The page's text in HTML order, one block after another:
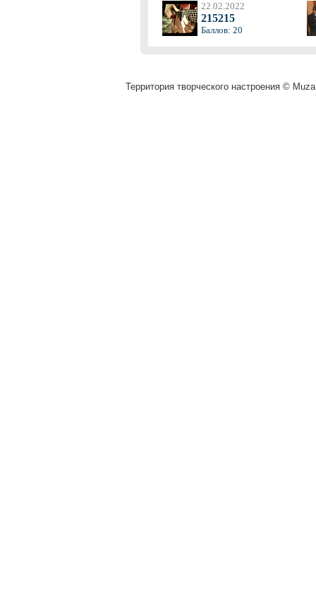
22.02.2022
215215
Баллов: 20
Территория творческого настроения ©